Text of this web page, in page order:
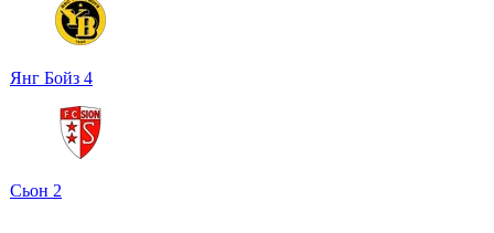
Янг Бойз 4
Сьон 2